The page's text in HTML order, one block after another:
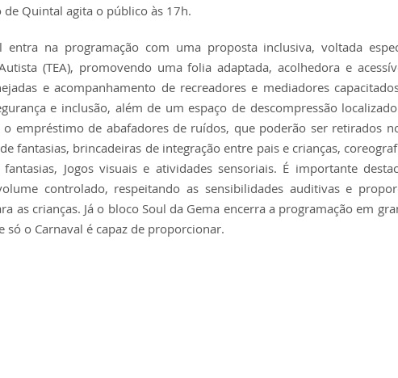
Quintal agita o público às 17h.
entra na programação com uma proposta inclusiva, voltada
(TEA), promovendo uma folia adaptada, acolhedora e
e acompanhamento de recreadores e mediadores
e inclusão, além de um espaço de descompressão
empréstimo de abafadores de ruídos, que poderão ser retirados
fantasias, brincadeiras de integração entre pais e crianças,
Jogos visuais e atividades sensoriais. É importante
controlado, respeitando as sensibilidades auditivas e
as crianças. Já o bloco Soul da Gema encerra a programação em
o Carnaval é capaz de proporcionar.